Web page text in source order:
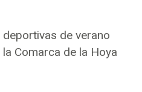
de verano
Comarca de la Hoya